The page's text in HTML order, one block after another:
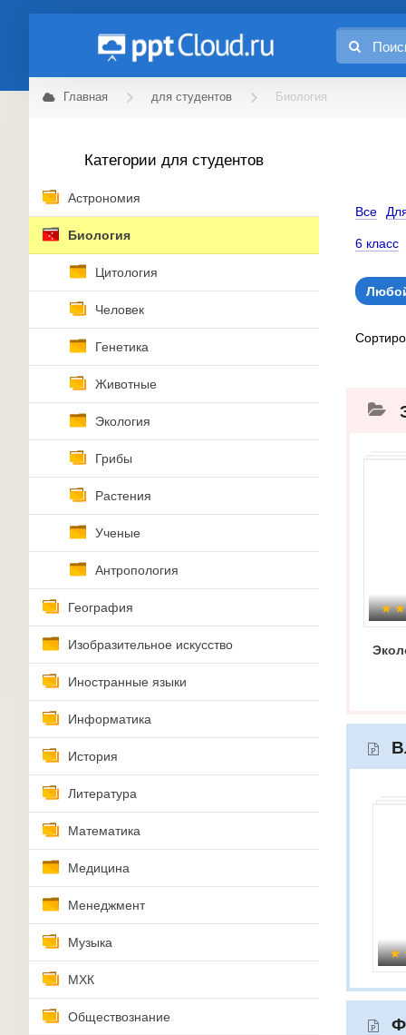
Главная для студентов Биология
Категории для студентов
Астрономия
Биология
Цитология
Человек
Генетика
Животные
Экология
Грибы
Растения
Ученые
Антропология
География
Изобразительное искусство
Иностранные языки
Информатика
История
Литература
Математика
Медицина
Менеджмент
Музыка
МХК
Обществознание
Все
6 класс